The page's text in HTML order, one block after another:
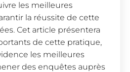
les meilleures
la réussite de cette
Cet article présentera
de cette pratique,
les meilleures
des enquêtes auprès